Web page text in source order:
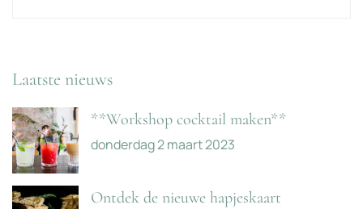
Laatste nieuws
**Workshop cocktail maken**
donderdag 2 maart 2023
Ontdek de nieuwe hapjeskaart